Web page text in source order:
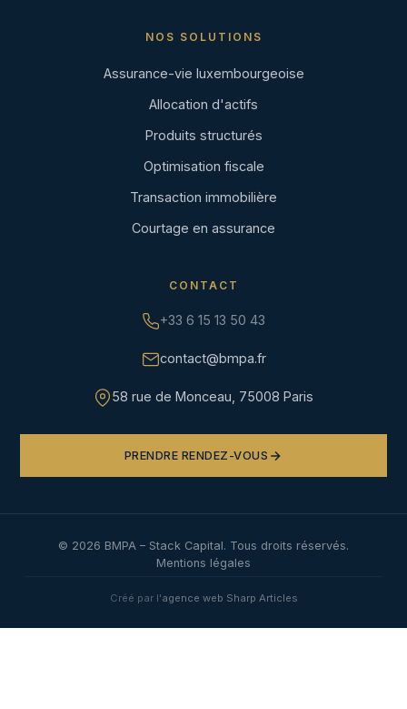
NOS SOLUTIONS
Assurance-vie luxembourgeoise
Allocation d'actifs
Produits structurés
Optimisation fiscale
Transaction immobilière
Courtage en assurance
CONTACT
+33 6 15 13 50 43
contact@bmpa.fr
58 rue de Monceau, 75008 Paris
PRENDRE RENDEZ-VOUS
© 2026 BMPA – Stack Capital. Tous droits réservés.
Mentions légales
Créé par l'agence web Sharp Articles